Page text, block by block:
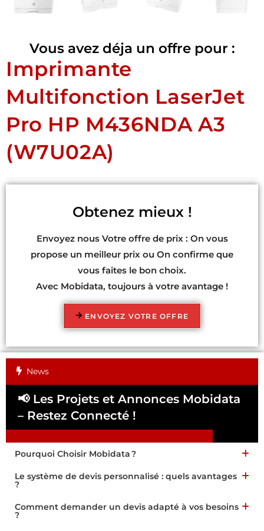
Vous avez déja un offre pour :
Imprimante
Multifonction LaserJet
Pro HP M436NDA A3
(W7U02A)
Obtenez mieux !
Envoyez nous Votre offre de prix : On vous
propose un meilleur prix ou On confirme que
vous faites le bon choix.
Avec Mobidata, toujours à votre avantage !
ENVOYEZ VOTRE OFFRE
News
📢 Les Projets et Annonces Mobidata
– Restez Connecté !
Pourquoi Choisir Mobidata ?
Le système de devis personnalisé : quels avantages
?
Comment demander un devis adapté à vos besoins
?